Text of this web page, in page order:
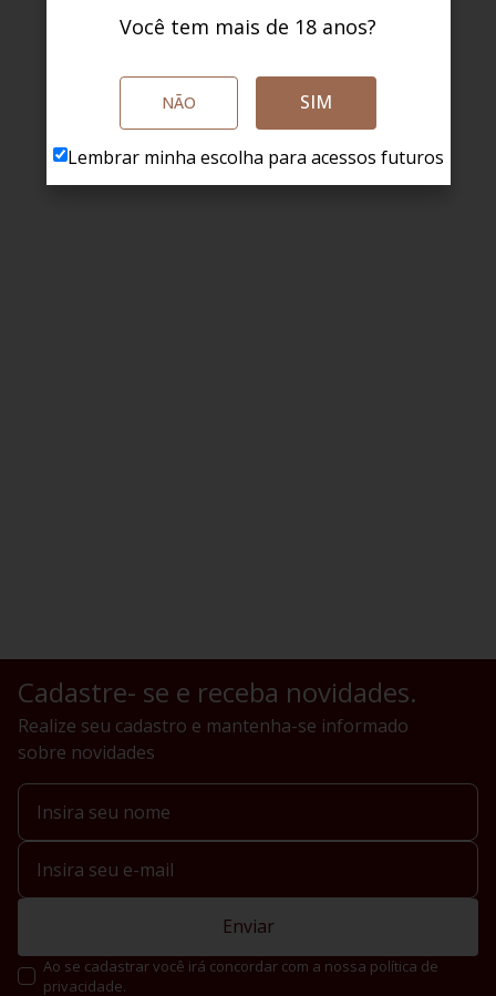
Cadastre- se e receba novidades.
Realize seu cadastro e mantenha-se informado
sobre novidades
Enviar
Ao se cadastrar você irá concordar com a nossa política de
privacidade.
Você tem mais de 18 anos?
NÃO SIM
Lembrar minha escolha para acessos futuros